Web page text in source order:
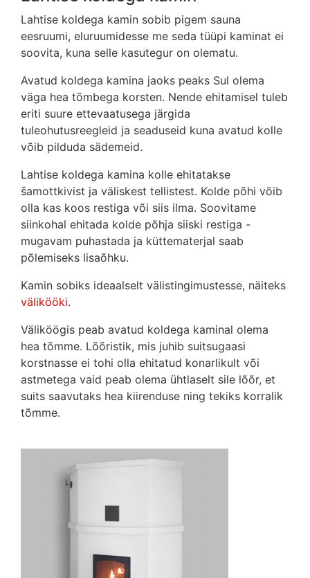
Lahtise koldega kamin sobib pigem sauna
eesruumi, eluruumidesse me seda tüüpi kaminat ei
soovita, kuna selle kasutegur on olematu.
Avatud koldega kamina jaoks peaks Sul olema
väga hea tõmbega korsten. Nende ehitamisel tuleb
eriti suure ettevaatusega järgida
tuleohutusreegleid ja seaduseid kuna avatud kolle
võib pilduda sädemeid.
Lahtise koldega kamina kolle ehitatakse
šamottkivist ja väliskest tellistest. Kolde põhi võib
olla kas koos restiga või siis ilma. Soovitame
siinkohal ehitada kolde põhja siiski restiga -
mugavam puhastada ja küttematerjal saab
põlemiseks lisaõhku.
Kamin sobiks ideaalselt välistingimustesse, näiteks
välikööki.
Väliköögis peab avatud koldega kaminal olema
hea tõmme. Lõõristik, mis juhib suitsugaasi
korstnasse ei tohi olla ehitatud konarlikult või
astmetega vaid peab olema ühtlaselt sile lõõr, et
suits saavutaks hea kiirenduse ning tekiks korralik
tõmme.